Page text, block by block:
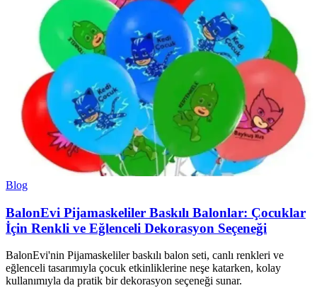
Blog
BalonEvi Pijamaskeliler Baskılı Balonlar: Çocuklar
İçin Renkli ve Eğlenceli Dekorasyon Seçeneği
BalonEvi'nin Pijamaskeliler baskılı balon seti, canlı renkleri ve
eğlenceli tasarımıyla çocuk etkinliklerine neşe katarken, kolay
kullanımıyla da pratik bir dekorasyon seçeneği sunar.